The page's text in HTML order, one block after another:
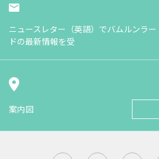
ニュースレター（英語）でバムルンラー
ドの最新情報を受
案内図